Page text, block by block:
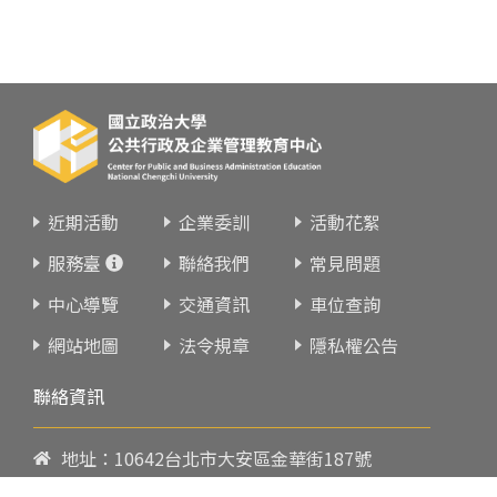
近期活動 企業委訓
活動花絮
服務臺
聯絡我們
常見問題
中心導覽
交通資訊
車位查詢
網站地圖
法令規章
隱私權公告
聯絡資訊
地址：10642台北市大安區金華街187號